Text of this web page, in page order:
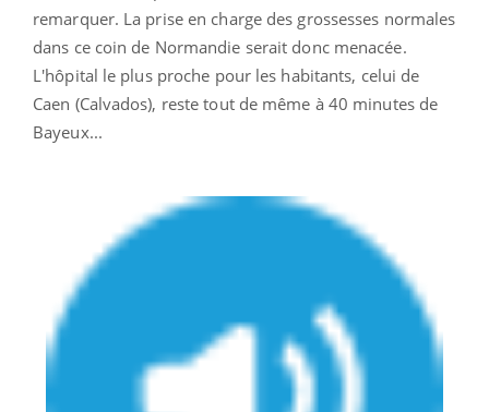
remarquer. La prise en charge des grossesses normales
dans ce coin de Normandie serait donc menacée.
L'hôpital le plus proche pour les habitants, celui de
Caen (Calvados), reste tout de même à 40 minutes de
Bayeux...